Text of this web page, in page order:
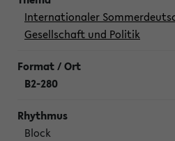
Internationaler
Gesellschaft und Politik
B2-280
Block